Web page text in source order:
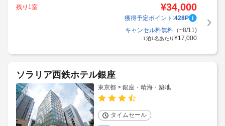
残り1室
¥34,000
獲得予定ポイント:428P
キャンセル料無料（~8/11)
1泊1名あたり¥17,000
ソラリア西鉄ホテル銀座
東京都 > 銀座・晴海・築地
タイムセール